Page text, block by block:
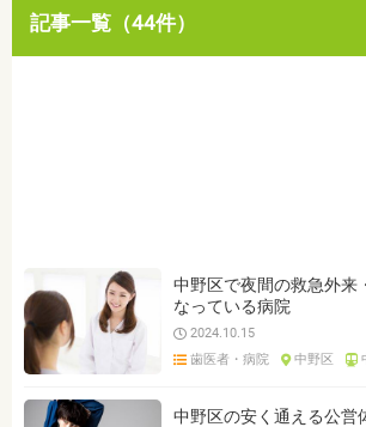
おでかけ
カテゴリを選ぶ
すべて グルメ 美容・健康 歯医者
記事一覧（44件）
中野区で夜間の救急外来
なっている病院
2024.10.15
歯医者・病院
中野区
中野区の安く通える公営